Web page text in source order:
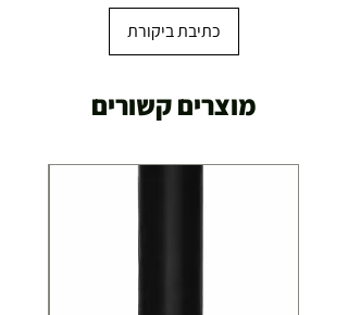
משלוח מהיר עד הבית ( עד 20 ק"ג)
תוספת התקנה למכשירי כושר / מתקני חצר ושולחנות
כתיבת ביקורת
מוצרים קשורים